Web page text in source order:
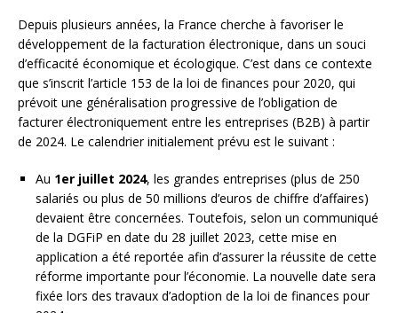
Depuis plusieurs années, la France cherche à favoriser le
développement de la facturation électronique, dans un souci
d’efficacité économique et écologique. C’est dans ce contexte
que s’inscrit l’article 153 de la loi de finances pour 2020, qui
prévoit une généralisation progressive de l’obligation de
facturer électroniquement entre les entreprises (B2B) à partir
de 2024. Le calendrier initialement prévu est le suivant :
Au 1er juillet 2024, les grandes entreprises (plus de 250
salariés ou plus de 50 millions d’euros de chiffre d’affaires)
devaient être concernées. Toutefois, selon un communiqué
de la DGFiP en date du 28 juillet 2023, cette mise en
application a été reportée afin d’assurer la réussite de cette
réforme importante pour l’économie. La nouvelle date sera
fixée lors des travaux d’adoption de la loi de finances pour